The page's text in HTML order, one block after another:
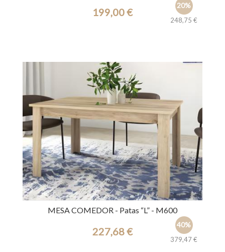
20%
248,75 €
199,00 €
MESA COMEDOR - Patas “L” - M600
40%
379,47 €
227,68 €